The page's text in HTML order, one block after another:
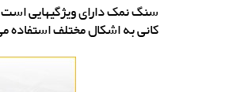
سنگ نمک دارای ویژگی­­هایی است
کانی به اشکال مختلف استفاده